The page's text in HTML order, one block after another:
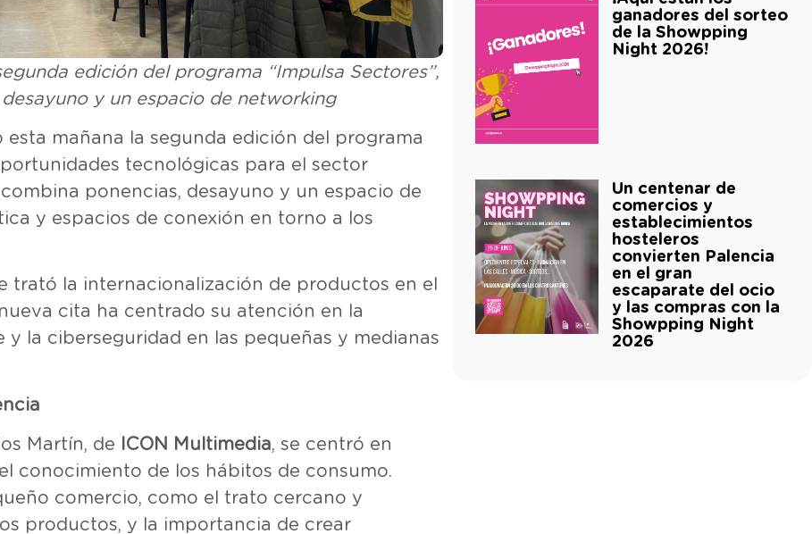
edición del programa “Impulsa Sectores”,
y un espacio de networking
mañana la segunda edición del programa
tecnológicas para el sector
ponencias, desayuno y un espacio de
y espacios de conexión en torno a los
trató la internacionalización de productos en el
cita ha centrado su atención en la
la ciberseguridad en las pequeñas y medianas
Martín, de ICON Multimedia, se centró en
conocimiento de los hábitos de consumo.
comercio, como el trato cercano y
productos, y la importancia de crear
ganadores del sorteo
de la Showpping
Night 2026!
Un centenar de
comercios y
establecimientos
hosteleros
convierten Palencia
en el gran
escaparate del ocio
y las compras con la
Showpping Night
2026